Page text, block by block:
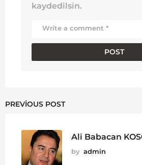
kaydedilsin.
PREVIOUS POST
Ali Babacan
by admin